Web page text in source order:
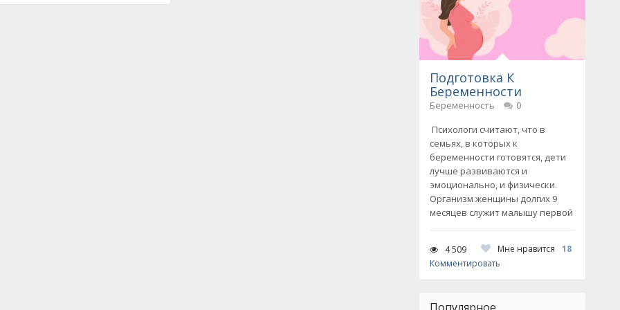
Подготовка К
Беременности
Беременность
0
Психологи считают, что в
семьях, в которых к
беременности готовятся, дети
лучше развиваются и
эмоционально, и физически.
Организм женщины долгих 9
месяцев служит малышу первой
4 509 Мне нравится
18
Комментировать